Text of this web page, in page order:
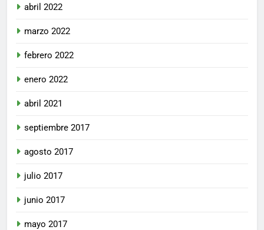
abril 2022
marzo 2022
febrero 2022
enero 2022
abril 2021
septiembre 2017
agosto 2017
julio 2017
junio 2017
mayo 2017